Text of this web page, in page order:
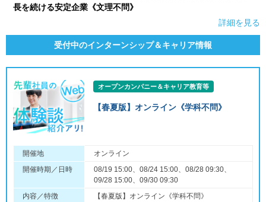
長を続ける安定企業《文理不問》
詳細を見る
受付中のインターンシップ＆キャリア情報
オープンカンパニー＆キャリア教育等
【春夏版】オンライン《学科不問》
開催地
オンライン
開催時期／日時
08/19 15:00、08/24 15:00、08/28 09:30、
09/28 15:00、09/30 09:30
内容／特徴
【春夏版】オンライン《学科不問》